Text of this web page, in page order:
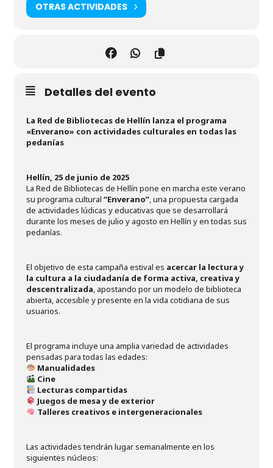
OTRAS ACTIVIDADES
Detalles del evento
La Red de Bibliotecas de Hellín lanza el programa
«Enverano» con actividades culturales en todas las
pedanías
Hellín, 25 de junio de 2025
La Red de Bibliotecas de Hellín pone en marcha este verano
su programa cultural“Enverano” , una propuesta cargada
de actividades lúdicas y educativas que se desarrollará
durante los meses de julio y agosto en Hellín y en todas sus
pedanías.
El objetivo de esta campaña estival es acercar la lectura y
la cultura a la ciudadanía de forma activa, creativa y
descentralizada , apostando por un modelo de biblioteca
abierta, accesible y presente en la vida cotidiana de sus
usuarios.
El programa incluye una amplia variedad de actividades
pensadas para todas las edades:
Manualidades
Cine
Lecturas compartidas
Juegos de mesa y de exterior
Talleres creativos e intergeneracionales
Las actividades tendrán lugar semanalmente en los
siguientes núcleos: